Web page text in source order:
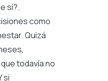
sí?.
como
Quizá
todavía no
si